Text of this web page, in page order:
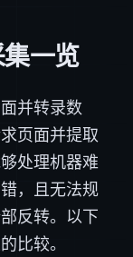
一览
并转录数
页面并提取
处理机器难
，且无法规
反转。以下
比较。